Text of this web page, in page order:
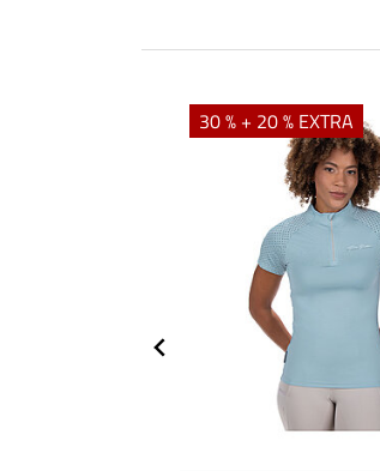
30 % + 20 % EXTRA